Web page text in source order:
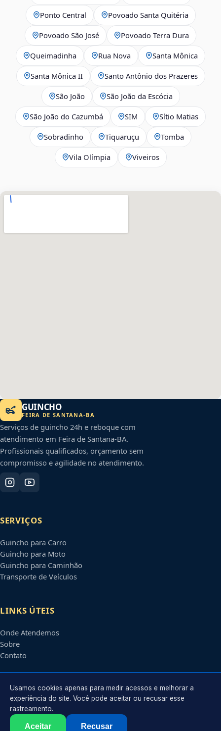
Ponto Central Povoado Santa Quitéria
Povoado São José Povoado Terra Dura
Queimadinha Rua Nova Santa Mônica
Santa Mônica II Santo Antônio dos Prazeres
São João São João da Escócia
São João do Cazumbá SIM Sítio Matias
Sobradinho Tiquaruçu Tomba
Vila Olímpia Viveiros
GUINCHO
FEIRA DE SANTANA-BA
Serviços de guincho 24h e reboque com
atendimento em Feira de Santana-BA.
Profissionais qualificados, orçamento sem
compromisso e agilidade no atendimento.
SERVIÇOS
Guincho para Carro
Guincho para Moto
Guincho para Caminhão
Transporte de Veículos
LINKS ÚTEIS
Onde Atendemos
Sobre
Contato
CONTATO
Atendimento em
contato@guinchosfeiradesantana.com.br
Usamos cookies apenas para medir acessos e melhorar a
experiência do site. Você pode aceitar ou recusar esse
rastreamento.
Aceitar Recusar